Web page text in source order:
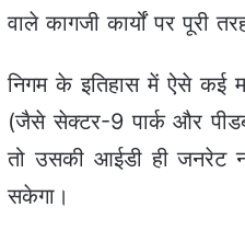
वाले कागजी कार्यों पर पूरी
निगम के इतिहास में ऐसे कई
(जैसे सेक्टर-9 पार्क और
तो उसकी आईडी ही जनरेट
सकेगा।